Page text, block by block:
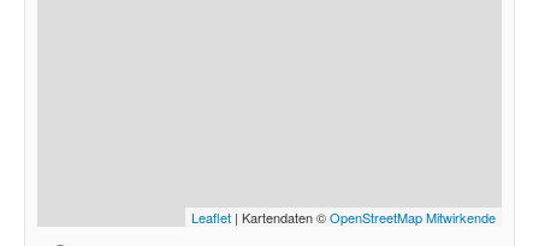
Leaflet | Kartendaten ©OpenStreetMap Mitwirkende